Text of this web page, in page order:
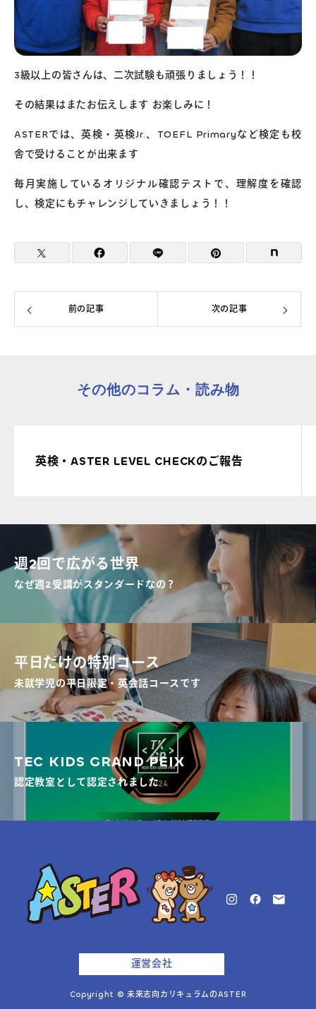
3級以上の皆さんは、二次試験も頑張りましょう！！
その結果はまたお伝えします お楽しみに！
ASTERでは、英検・英検Jr.、TOEFL Primaryなど検定も校
舎で受けることが出来ます
毎月実施しているオリジナル確認テストで、理解度を確認
し、検定にもチャレンジしていきましょう！！
前の記事 次の記事
その他のコラム・読み物
英検・ASTER LEVEL CHECKのご報告
週2回で広がる世界
なぜ週2受講がスタンダードなの？
平日だけの特別コース
未就学児の平日限定・英会話コースです
TEC KIDS GRAND PEIX
認定教室として認定されました
運営会社
Copyright © 未来志向カリキュラムのASTER